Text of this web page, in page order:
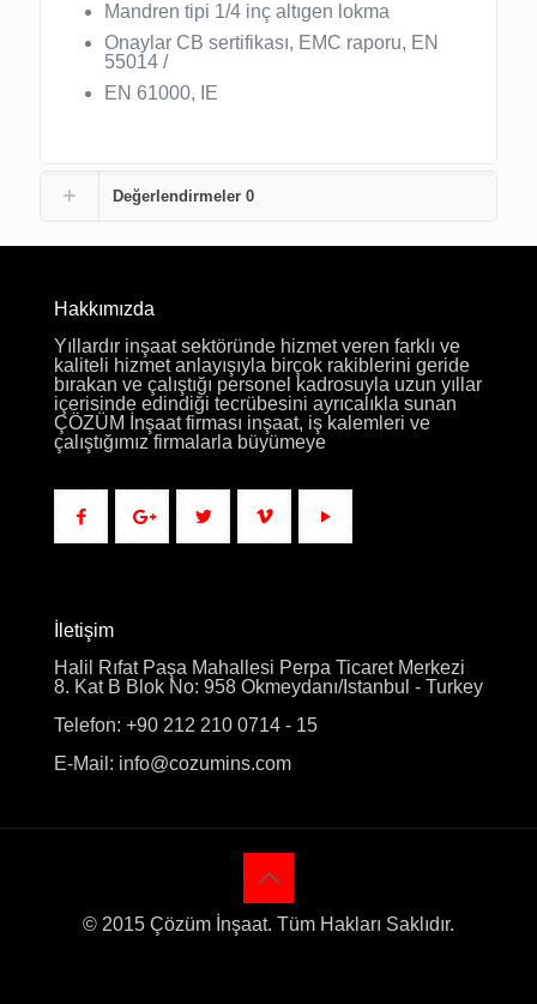
Mandren tipi 1/4 inç altıgen lokma
Onaylar CB sertifikası, EMC raporu, EN
55014 /
EN 61000, IE
Değerlendirmeler 0
Hakkımızda
Yıllardır inşaat sektöründe hizmet veren farklı ve
kaliteli hizmet anlayışıyla birçok rakiblerini geride
bırakan ve çalıştığı personel kadrosuyla uzun yıllar
içerisinde edindiği tecrübesini ayrıcalıkla sunan
ÇÖZÜM İnşaat firması inşaat, iş kalemleri ve
çalıştığımız firmalarla büyümeye
İletişim
Halil Rıfat Paşa Mahallesi Perpa Ticaret Merkezi
8. Kat B Blok No: 958 Okmeydanı/Istanbul - Turkey
Telefon: +90 212 210 0714 - 15
E-Mail: info@cozumins.com
© 2015 Çözüm İnşaat. Tüm Hakları Saklıdır.